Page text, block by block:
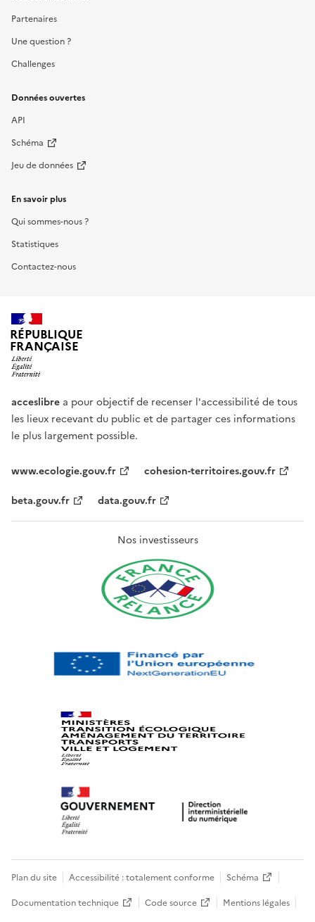
Partenaires
Une question ?
Challenges
Données ouvertes
API
Schéma
Jeu de données
En savoir plus
Qui sommes-nous ?
Statistiques
Contactez-nous
RÉPUBLIQUE
FRANÇAISE
acceslibre a pour objectif de recenser l'accessibilité de tous
les lieux recevant du public et de partager ces informations
le plus largement possible.
www.ecologie.gouv.fr
cohesion-territoires.gouv.fr
beta.gouv.fr
data.gouv.fr
Nos investisseurs
Plan du site Accessibilité : totalement conforme
Schéma
Documentation technique
Code source
Mentions légales